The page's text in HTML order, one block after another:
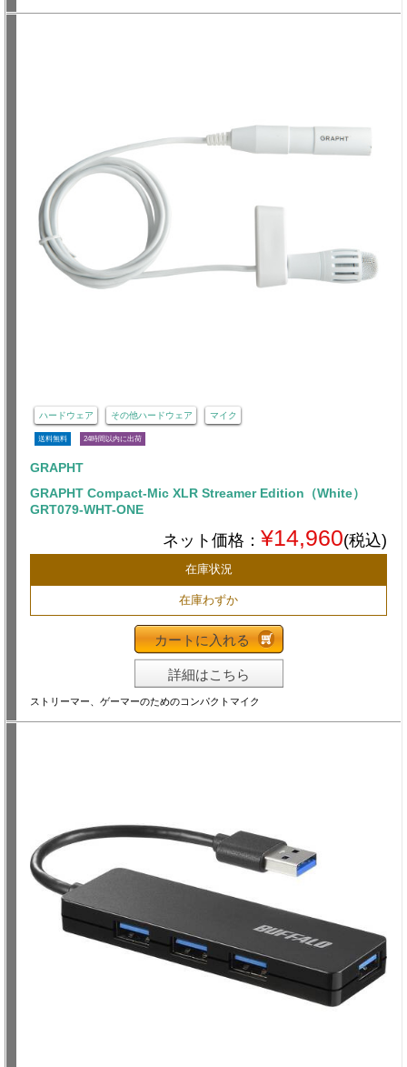
ハードウェア その他ハードウェア マイク
送料無料 24時間以内に出荷
GRAPHT
GRAPHT Compact-Mic XLR Streamer Edition（White）
GRT079-WHT-ONE
ネット価格： ¥14,960(税込)
在庫状況
在庫わずか
カートに入れる
詳細はこちら
ストリーマー、ゲーマーのためのコンパクトマイク